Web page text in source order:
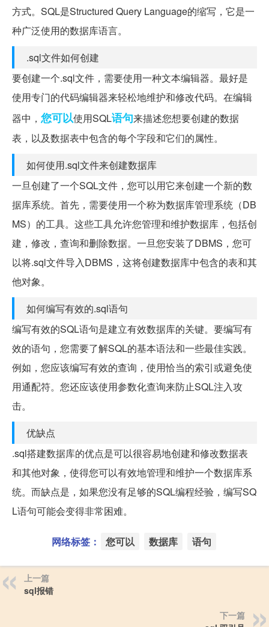
方式。SQL是Structured Query Language的缩写，它是一
种广泛使用的数据库语言。
.sql文件如何创建
要创建一个.sql文件，需要使用一种文本编辑器。最好是
使用专门的代码编辑器来轻松地维护和修改代码。在编辑
器中， 您可以使用SQL语句来描述您想要创建的数据
表，以及数据表中包含的每个字段和它们的属性。
如何使用.sql文件来创建数据库
一旦创建了一个SQL文件，您可以用它来创建一个新的数
据库系统。首先，需要使用一个称为数据库管理系统（DB
MS）的工具。这些工具允许您管理和维护数据库，包括创
建，修改，查询和删除数据。一旦您安装了DBMS，您可
以将.sql文件导入DBMS，这将创建数据库中包含的表和其
他对象。
如何编写有效的.sql语句
编写有效的SQL语句是建立有效数据库的关键。要编写有
效的语句，您需要了解SQL的基本语法和一些最佳实践。
例如，您应该编写有效的查询，使用恰当的索引或避免使
用通配符。您还应该使用参数化查询来防止SQL注入攻
击。
优缺点
.sql搭建数据库的优点是可以很容易地创建和修改数据表
和其他对象，使得您可以有效地管理和维护一个数据库系
统。而缺点是，如果您没有足够的SQL编程经验，编写SQ
L语句可能会变得非常困难。
网络标签： 您可以 数据库 语句
上一篇
sql报错
下一篇